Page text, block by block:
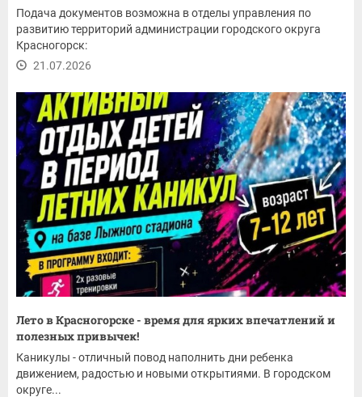
Подача документов возможна в отделы управления по
развитию территорий администрации городского округа
Красногорск:
21.07.2026
Лето в Красногорске - время для ярких впечатлений и
полезных привычек!
Каникулы - отличный повод наполнить дни ребенка
движением, радостью и новыми открытиями. В городском
округе...